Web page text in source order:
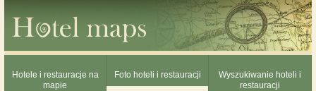
Hotele i restauracje na
mapie
Foto hoteli i restauracji
Wyszukiwanie hoteli i
restauracji